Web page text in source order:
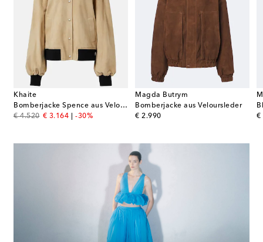
Khaite
Bomberjacke Spence aus Veloursleder
€ 4.520
original price
€ 3.164
discount price
-30%
Magda Butrym
Bomberjacke aus Veloursleder
€ 2.990
original price
€